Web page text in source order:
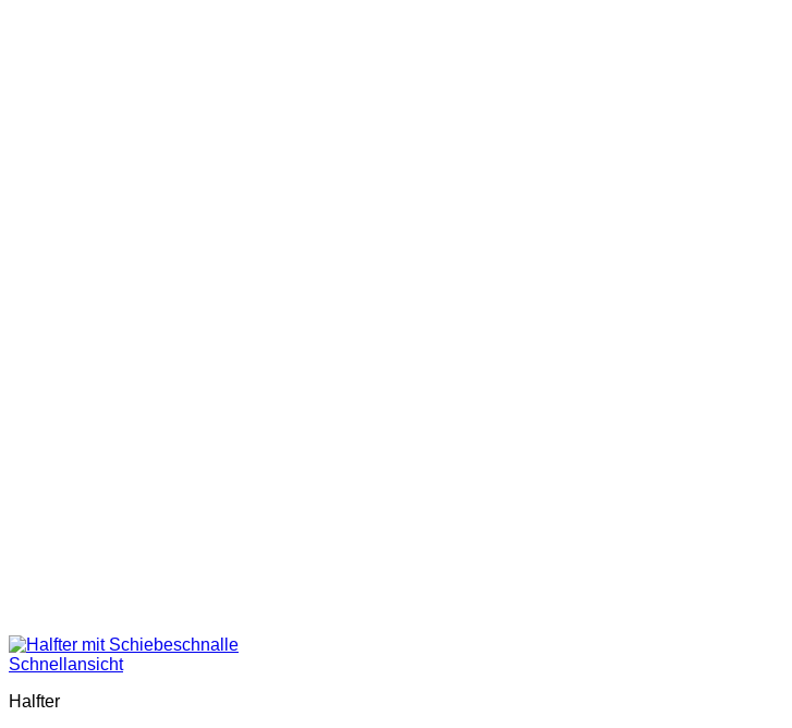
Schnellansicht
Halfter